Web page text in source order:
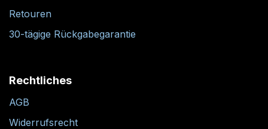
Retouren
30-tägige Rückgabegarantie
Rechtliches
AGB
Widerrufsrecht